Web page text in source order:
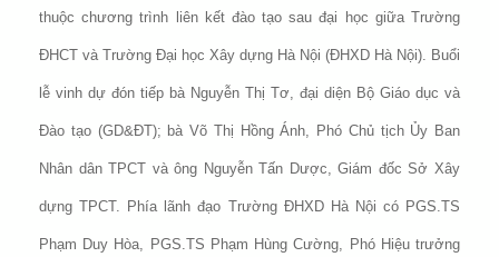
thuộc chương trình liên kết đào tạo sau đại học giữa Trường
ĐHCT và Trường Đại học Xây dựng Hà Nội (ĐHXD Hà Nội). Buổi
lễ vinh dự đón tiếp bà Nguyễn Thị Tơ, đại diện Bộ Giáo dục và
Đào tạo (GD&ĐT); bà Võ Thị Hồng Ánh, Phó Chủ tịch Ủy Ban
Nhân dân TPCT và ông Nguyễn Tấn Dược, Giám đốc Sở Xây
dựng TPCT. Phía lãnh đạo Trường ĐHXD Hà Nội có PGS.TS
Phạm Duy Hòa, PGS.TS Phạm Hùng Cường, Phó Hiệu trưởng